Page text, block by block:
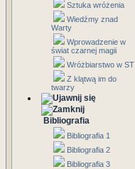
Sztuka wróżenia
Wiedźmy znad
Warty
Wprowadzenie w
świat czarnej magii
Wróżbiarstwo w ST
Z klątwą im do
twarzy
Bibliografia
Bibliografia 1
Bibliografia 2
Bibliografia 3